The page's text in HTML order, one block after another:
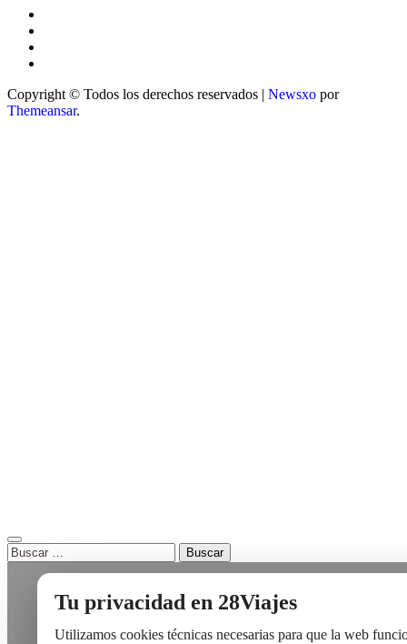
Copyright © Todos los derechos reservados | Newsxo por
Themeansar.
Buscar:
Tu privacidad en 28Viajes
Utilizamos cookies técnicas necesarias para que la web